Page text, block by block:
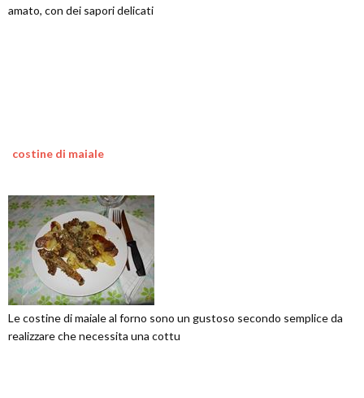
amato, con dei sapori delicati
costine di maiale
Le costine di maiale al forno sono un gustoso secondo semplice da
realizzare che necessita una cottu